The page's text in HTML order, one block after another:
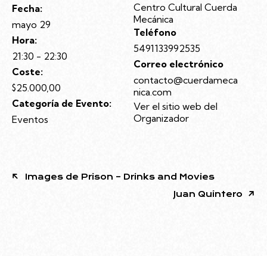
Fecha:
mayo 29
Hora:
21:30 - 22:30
Coste:
$25.000,00
Categoría de Evento:
Eventos
Centro Cultural Cuerda
Mecánica
Teléfono
5491133992535
Correo electrónico
contacto@cuerdameca
nica.com
Ver el sitio web del
Organizador
Images de Prison – Drinks and Movies
Juan Quintero